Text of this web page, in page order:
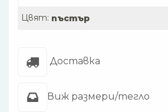
Цвят: пъстър
Доставка
Виж размери/тегло